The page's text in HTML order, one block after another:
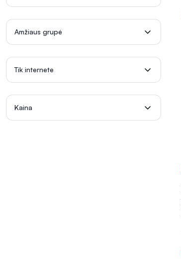
Amžiaus grupė
Tik internete
Kaina